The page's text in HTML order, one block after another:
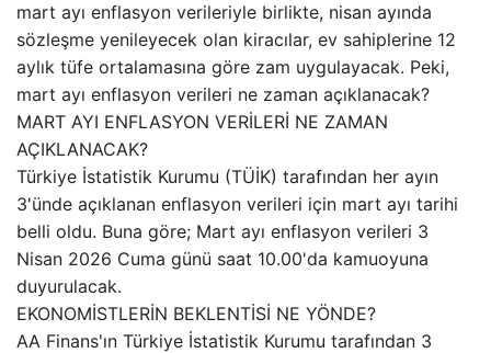
mart ayı enflasyon verileriyle birlikte, nisan ayında
sözleşme yenileyecek olan kiracılar, ev sahiplerine 12
aylık tüfe ortalamasına göre zam uygulayacak. Peki,
mart ayı enflasyon verileri ne zaman açıklanacak?
MART AYI ENFLASYON VERİLERİ NE ZAMAN
AÇIKLANACAK?
Türkiye İstatistik Kurumu (TÜİK) tarafından her ayın
3'ünde açıklanan enflasyon verileri için mart ayı tarihi
belli oldu. Buna göre; Mart ayı enflasyon verileri 3
Nisan 2026 Cuma günü saat 10.00'da kamuoyuna
duyurulacak.
EKONOMİSTLERİN BEKLENTİSİ NE YÖNDE?
AA Finans'ın Türkiye İstatistik Kurumu tarafından 3